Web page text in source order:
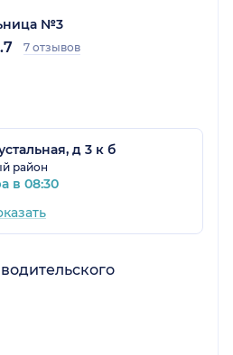
№3
7 отзывов
д 3 к б
район
в 08:30